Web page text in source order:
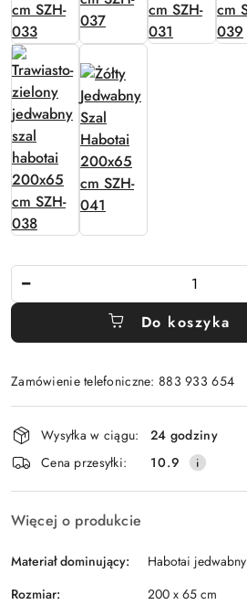
Do koszyka
Zamówienie telefoniczne: 883 933 654
Wyślij
Dostępność
i
dostawa
Wysyłka w ciągu:
24 godziny
Cena przesyłki:
10.9
Więcej o produkcie
Materiał dominujący:
Habotai jedwabny
Rozmiar:
200 x 65 cm